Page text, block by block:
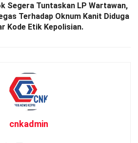
Segera Tuntaskan LP Wartawan,
Terhadap Oknum Kanit Diduga
Kode Etik Kepolisian.
cnkadmin